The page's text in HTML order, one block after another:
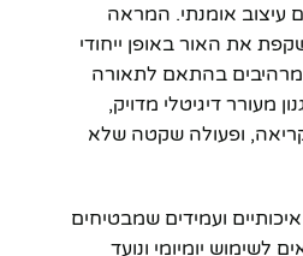
עיצוב אומנתי. המראה
את האור באופן ייחודי
מרהיבים בהתאם לתאורה
מעורר דיגיטלי מדויק,
ופעולה שקטה שלא
ועמידים שמבטיחים
לשימוש יומיומי ונועד